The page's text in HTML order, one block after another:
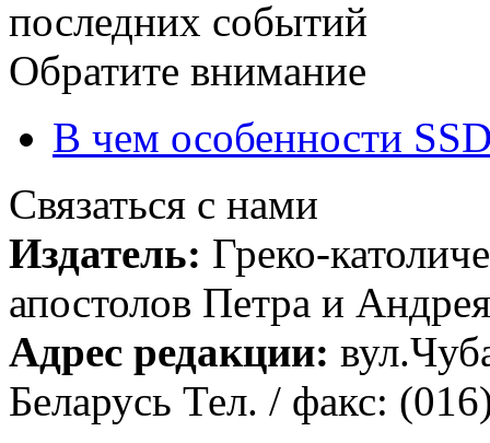
последних событий
Обратите внимание
В чем особенности
Связаться с нами
Издатель: Греко-
апостолов Петра и
Адрес редакции:
Беларусь Тел. / факс: